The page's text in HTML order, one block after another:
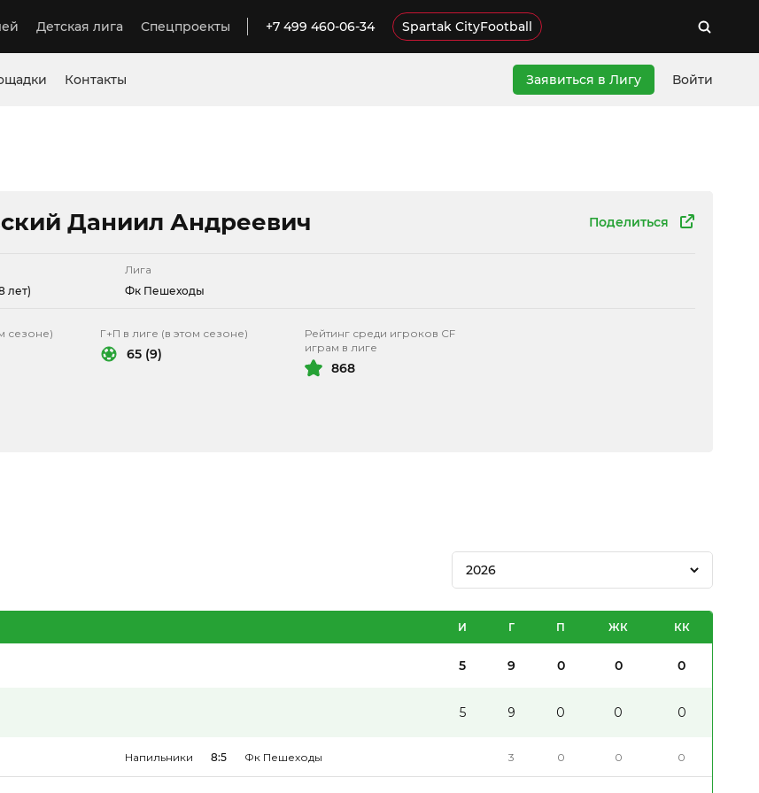
Детская лига Спецпроекты +7 499 460-06-34 Spartak CityFootball
Контакты Заявиться в Лигу Войти
Даниил Андреевич Поделиться
лет)
Лига
Фк Пешеходы
сезоне) Г+П в лиге (в этом сезоне)
65 (9)
Рейтинг среди игроков CF
играм в лиге
868
2026
И Г П ЖК КК
5 9 0 0 0
5 9 0 0 0
Напильники 8:5 Фк Пешеходы 3 0 0 0